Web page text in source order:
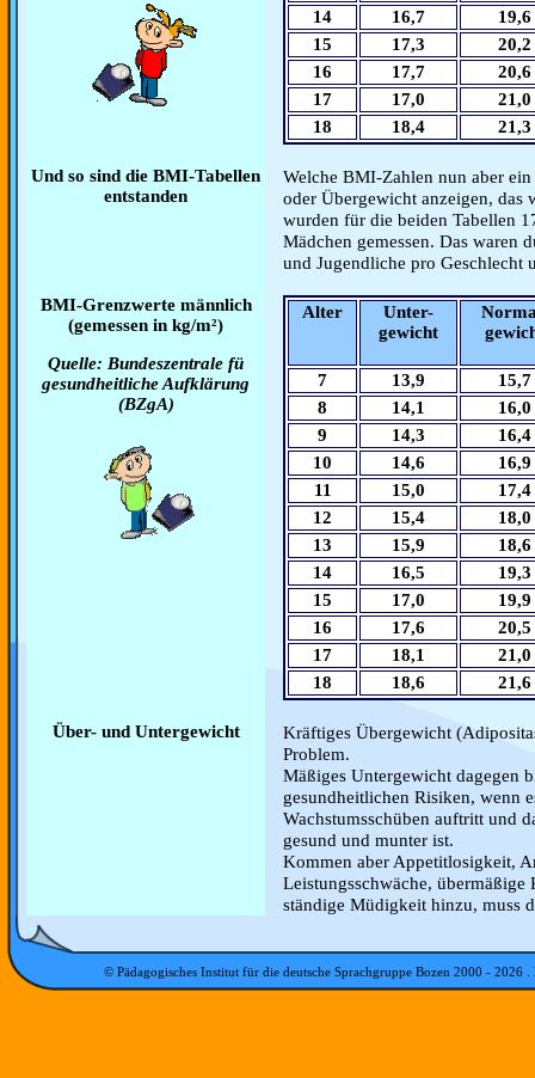
14
16,7
19,6
15
17,3
20,2
16
17,7
20,6
17
17,0
21,0
18
18,4 21,3
Und so sind die BMI-Tabellen
entstanden
Welche BMI-Zahlen nun aber
oder Übergewicht anzeigen, das
wurden für die beiden Tabellen
Mädchen gemessen. Das waren
und Jugendliche pro Geschlecht
BMI-Grenzwerte männlich
(gemessen in kg/m²)
Quelle: Bundeszentrale fü
gesundheitliche Aufklärung
(BZgA)
Alter
Unter-
gewicht
7 13,9
15,7
8
14,1
16,0
9
14,3
16,4
10
14,6
16,9
11
15,0
17,4
12
15,4
18,0
13
15,9
18,6
14
16,5
19,3
15
17,0
19,9
16
17,6
20,5
17
18,1
21,0
18
18,6 21,6
Über- und Untergewicht
Kräftiges Übergewicht
Problem.
Mäßiges Untergewicht dagegen
gesundheitlichen Risiken, wenn
Wachstumsschüben auftritt und
gesund und munter ist.
Kommen aber Appetitlosigkeit,
Leistungsschwäche,
ständige Müdigkeit hinzu, muss
© Pädagogisches Institut für die deutsche Sprachgruppe Bozen 2000 - 2026